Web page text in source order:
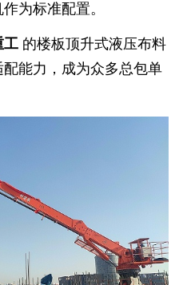
为标准配置。
工 的楼板顶升式液压布料
能力，成为众多总包单